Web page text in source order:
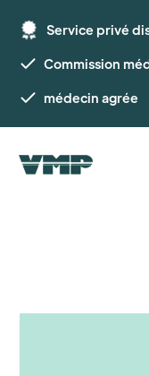
Service privé
Commission
médecin agrée